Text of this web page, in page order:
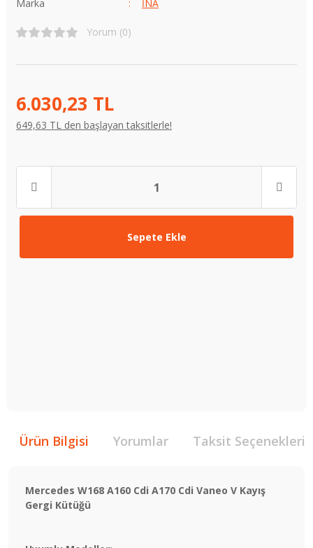
Marka
İNA
Yorum (0)
6.030,23 TL
649,63 TL den başlayan taksitlerle!
Sepete Ekle
Ürün Bilgisi Yorumlar Taksit Seçenekleri
Mercedes W168 A160 Cdi A170 Cdi Vaneo V Kayış
Gergi Kütüğü